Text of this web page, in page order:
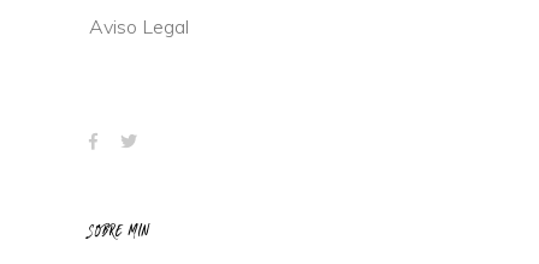
Aviso Legal
SOBRE MIN